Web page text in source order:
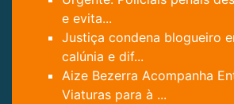
e evita...
Justiça condena blogueiro
calúnia e dif...
Aize Bezerra Acompanha
Viaturas para à ...